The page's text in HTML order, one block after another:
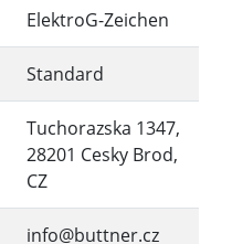
ElektroG-Zeichen
Standard
Tuchorazska 1347,
28201 Cesky Brod,
CZ
info@buttner.cz